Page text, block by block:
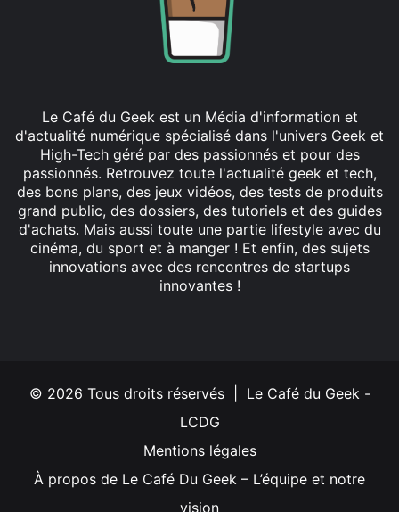
Le Café du Geek est un Média d'information et
d'actualité numérique spécialisé dans l'univers Geek et
High-Tech géré par des passionnés et pour des
passionnés. Retrouvez toute l'actualité geek et tech,
des bons plans, des jeux vidéos, des tests de produits
grand public, des dossiers, des tutoriels et des guides
d'achats. Mais aussi toute une partie lifestyle avec du
cinéma, du sport et à manger ! Et enfin, des sujets
innovations avec des rencontres de startups
innovantes !
© 2026 Tous droits réservés | Le Café du Geek -
LCDG
Mentions légales
À propos de Le Café Du Geek – L’équipe et notre
vision